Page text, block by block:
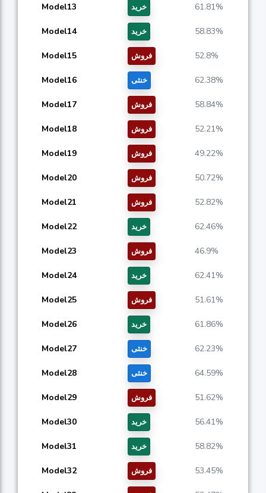
Model13 خرید 61.81%
Model14 خرید 58.83%
Model15 فروش 52.8%
Model16 خنثی 62.38%
Model17 فروش 58.84%
Model18 فروش 52.21%
Model19 فروش 49.22%
Model20 فروش 50.72%
Model21 فروش 52.82%
Model22 خرید 62.46%
Model23 فروش 46.9%
Model24 خرید 62.41%
Model25 فروش 51.61%
Model26 خرید 61.86%
Model27 خنثی 62.23%
Model28 خنثی 64.59%
Model29 فروش 51.62%
Model30 خرید 56.41%
Model31 خرید 58.82%
Model32 فروش 53.45%